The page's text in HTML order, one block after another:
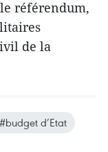
référendum,
de la
#budget d’Etat